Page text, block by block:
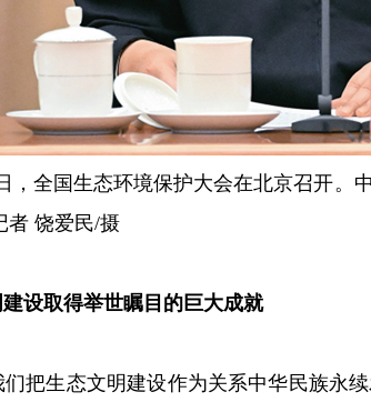
全国生态环境保护大会在北京召开。
者 饶爱民/摄
设取得举世瞩目的巨大成就
生态文明建设作为关系中华民族永续